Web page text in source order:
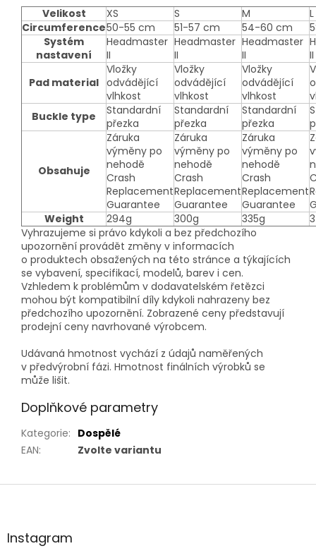
Velikost XS S M
L
Circumference50-55 cm 51-57 cm 54-60 cm
Systém
nastavení
Headmaster
II
Headmaster
II
Headmaster
II
II
Pad material
Vložky
odvádějící
vlhkost
Vložky
odvádějící
vlhkost
Vložky
odvádějící
vlhkost
Buckle type
Standardní
přezka
Standardní
přezka
Standardní
přezka
Obsahuje
Záruka
výměny po
nehodě
Crash
Replacement
Guarantee
Záruka
výměny po
nehodě
Crash
Replacement
Guarantee
Záruka
výměny po
nehodě
Crash
Replacement
Guarantee
Weight
294g 300g 335g
Vyhrazujeme si právo kdykoli a bez předchozího
upozornění provádět změny v informacích
o produktech obsažených na této stránce a týkajících
se vybavení, specifikací, modelů, barev i cen.
Vzhledem k problémům v dodavatelském řetězci
mohou být kompatibilní díly kdykoli nahrazeny bez
předchozího upozornění. Zobrazené ceny představují
prodejní ceny navrhované výrobcem.
Udávaná hmotnost vychází z údajů naměřených
v předvýrobní fázi. Hmotnost finálních výrobků se
může lišit.
Doplňkové parametry
Kategorie: Dospělé
EAN: Zvolte variantu
Z
aInstagram